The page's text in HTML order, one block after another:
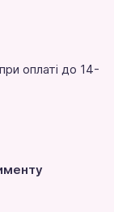
при оплаті до 14-